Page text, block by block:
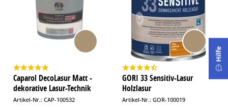
Caparol DecoLasur Matt -
dekorative Lasur-Technik
Artikel-Nr.: CAP-100532
GORI 33 Sensitiv-Lasur
Holzlasur
Artikel-Nr.: GOR-100019
Hilfe